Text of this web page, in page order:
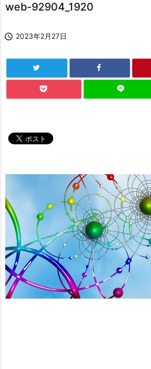
web-92904_1920
 2023年2月27日